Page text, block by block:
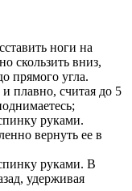
ноги на
скользить вниз,
прямого угла.
плавно, считая до 5
руками.
вернуть ее в
руками. В
удерживая